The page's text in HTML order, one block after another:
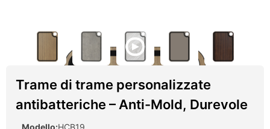
Trame di trame personalizzate
antibatteriche – Anti-Mold, Durevole
Modello:HCB19